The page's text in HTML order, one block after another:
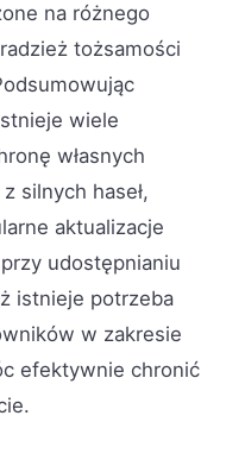
na różnego
tożsamości
wiele
własnych
silnych haseł,
aktualizacje
udostępnianiu
istnieje potrzeba
w zakresie
efektywnie chronić